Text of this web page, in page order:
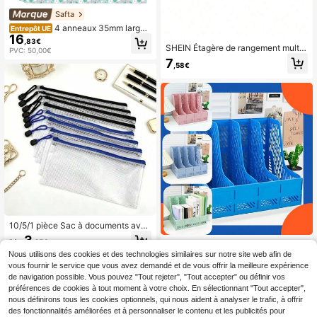
Safta
Entrepôt UE 4 anneaux 35mm large
Safta "Cuore" Scolaire - Organiseur
avec fermeture élastique et anneau
x métalliques, format feuille A4 - Co
mpatible avec des pochettes, recha
rges et séparateurs, Parfait pour l'é
cole, institut
16 ,83€
PVC: 50,00€
10/5/1 pièce Sac à documents avec
fermeture éclair A6, sac en plastiqu
ui à documents imperméable, sac à
fermeture éclair, sacs portefeuilles,
dossiers à documents en plastique
à mailles
Dès3,25€
SHEIN Étagère de rangement multi-
couches pour lettres et livres, décor
ation d'intérieur minimaliste, retour
7 ,58€
at A4, organisateur de bureau multif
onctionnel, boîte de rangement pou
r fournitures de bureau
11,78€
Nous utilisons des cookies et des technologies similaires sur notre site web afin de
vous fournir le service que vous avez demandé et de vous offrir la meilleure expérience
de navigation possible. Vous pouvez "Tout rejeter", "Tout accepter" ou définir vos
préférences de cookies à tout moment à votre choix. En sélectionnant "Tout accepter",
nous définirons tous les cookies optionnels, qui nous aident à analyser le trafic, à offrir
des fonctionnalités améliorées et à personnaliser le contenu et les publicités pour